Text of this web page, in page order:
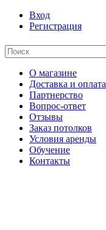
Вход
Регистрация
О магазине
Доставка и оплата
Партнерство
Вопрос-ответ
Отзывы
Заказ потолков
Условия аренды
Обучение
Контакты